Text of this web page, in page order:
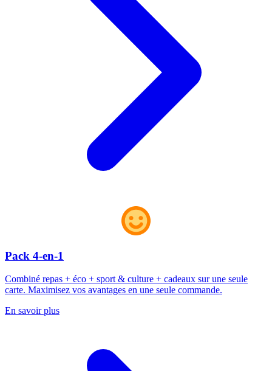
Pack 4-en-1
Combiné repas + éco + sport & culture + cadeaux sur une seule
carte. Maximisez vos avantages en une seule commande.
En savoir plus